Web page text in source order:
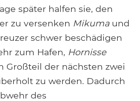
später halfen sie, den
zu versenken Mikumaund
schwer beschädigen
zum Hafen, Hornisse
Großteil der nächsten zwei
zu werden. Dadurch
des